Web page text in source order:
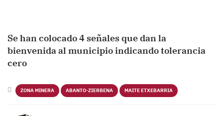
Se han colocado 4 señales que dan la
bienvenida al municipio indicando tolerancia
cero
ZONA MINERA ABANTO-ZIERBENA MAITE ETXEBARRIA